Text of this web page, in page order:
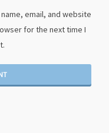
email, and website
for the next time I